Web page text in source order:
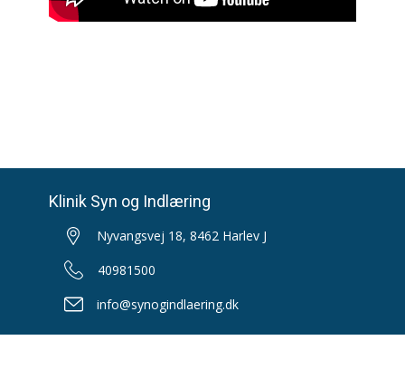
Klinik Syn og Indlæring
Nyvangsvej 18, 8462 Harlev J
40981500
info@synogindlaering.dk